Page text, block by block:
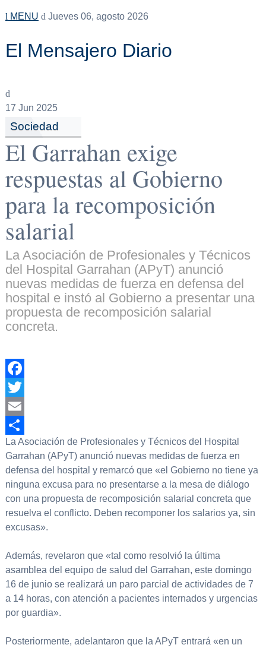
MENU Jueves 06, agosto 2026
El Mensajero Diario
17 Jun 2025
Sociedad
El Garrahan exige
respuestas al Gobierno
para la recomposición
salarial
La Asociación de Profesionales y Técnicos
del Hospital Garrahan (APyT) anunció
nuevas medidas de fuerza en defensa del
hospital e instó al Gobierno a presentar una
propuesta de recomposición salarial
concreta.
Facebook
Twitter
Email
Compartir
La Asociación de Profesionales y Técnicos del Hospital
Garrahan (APyT) anunció nuevas medidas de fuerza en
defensa del hospital y remarcó que «el Gobierno no tiene ya
ninguna excusa para no presentarse a la mesa de diálogo
con una propuesta de recomposición salarial concreta que
resuelva el conflicto. Deben recomponer los salarios ya, sin
excusas».
Además, revelaron que «tal como resolvió la última
asamblea del equipo de salud del Garrahan, este domingo
16 de junio se realizará un paro parcial de actividades de 7
a 14 horas, con atención a pacientes internados y urgencias
por guardia».
Posteriormente, adelantaron que la APyT entrará «en un